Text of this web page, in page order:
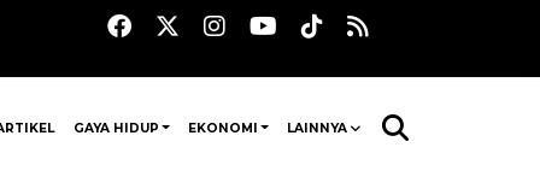
GAYA HIDUP EKONOMI LAINNYA